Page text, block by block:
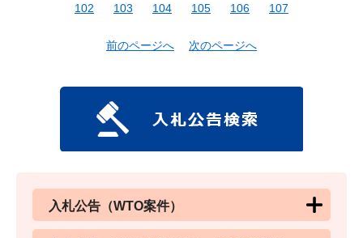
102
103 104 105 106 107
前のページへ 次のページへ
入札公告（WTO案件）